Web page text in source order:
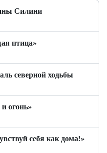
Силини
птица»
северной ходьбы
огонь»
себя как дома!»